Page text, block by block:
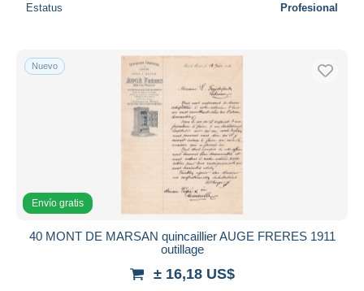
Estatus Profesional
Nuevo
Envío gratis
40 MONT DE MARSAN quincaillier AUGE FRERES 1911
outillage
± 16,18 US$